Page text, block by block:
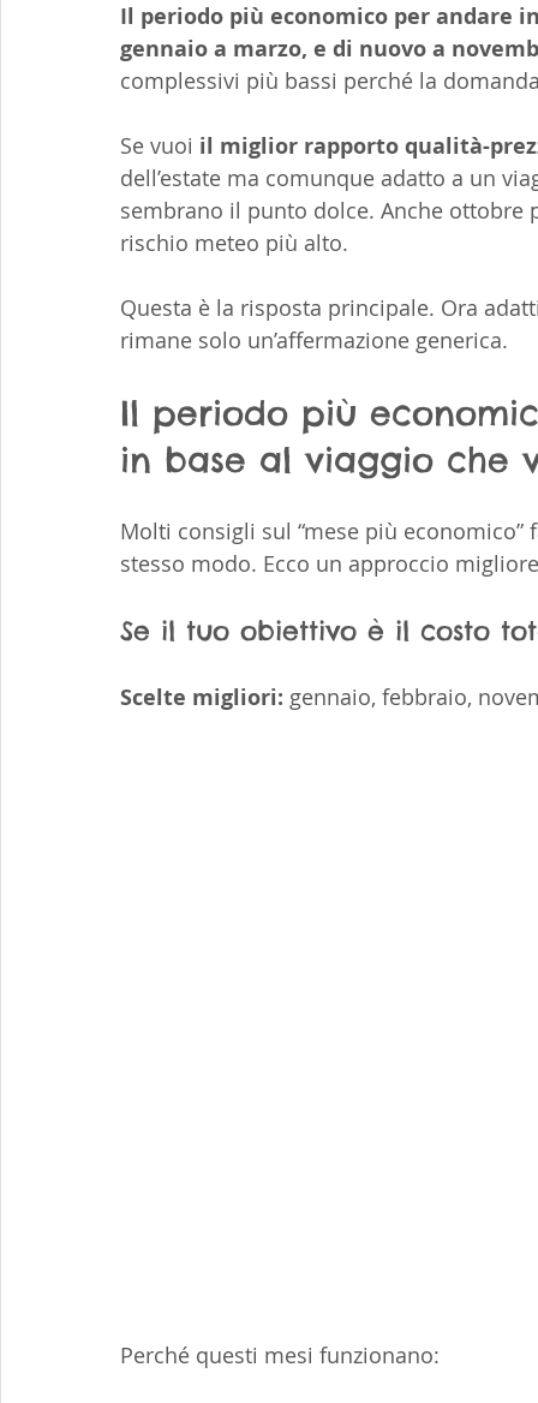
Il periodo più economico per andare
gennaio a marzo, e di nuovo a
complessivi più bassi perché la
Se vuoi il miglior rapporto qualità-
dell’estate ma comunque adatto a un
sembrano il punto dolce. Anche
rischio meteo più alto.
Questa è la risposta principale. Ora
rimane solo un’affermazione generica.
Il periodo più
in base al viaggio che
Molti consigli sul “mese più
stesso modo. Ecco un approccio
Se il tuo obiettivo è il costo
Scelte migliori: gennaio, febbraio,
Perché questi mesi funzionano: